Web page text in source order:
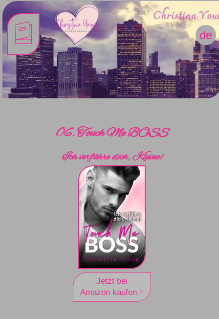
06. Touch Me BOSS
Ich verführe dich, Kleine!
Jetzt bei
Amazon kaufen
de